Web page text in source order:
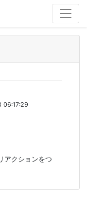
アクションをつ